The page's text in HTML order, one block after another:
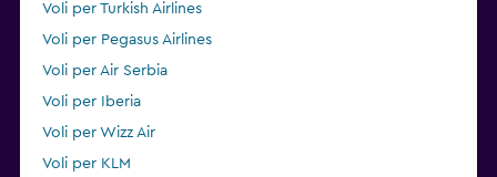
Voli per Turkish Airlines
Voli per Pegasus Airlines
Voli per Air Serbia
Voli per Iberia
Voli per Wizz Air
Voli per KLM